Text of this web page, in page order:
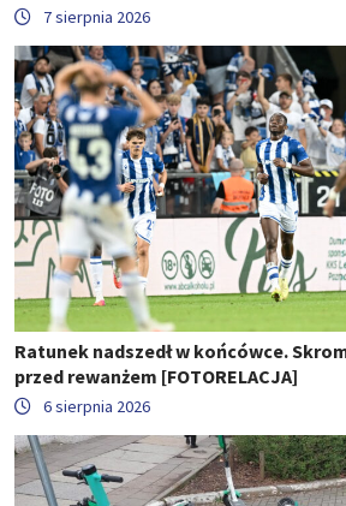
7 sierpnia 2026
Ratunek nadszedł w końcówce.
przed rewanżem [FOTORELACJA]
6 sierpnia 2026